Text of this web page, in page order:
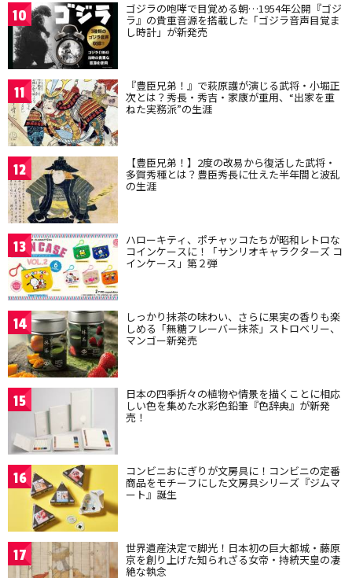
10 ゴジラの咆哮で目覚める朝…1954年公開『ゴジ
ラ』の貴重音源を搭載した「ゴジラ音声目覚ま
し時計」が新発売
11 『豊臣兄弟！』で萩原護が演じる武将・小堀正
次とは？秀長・秀吉・家康が重用、“出家を重
ねた実務派”の生涯
12 【豊臣兄弟！】2度の改易から復活した武将・
多賀秀種とは？豊臣秀長に仕えた半年間と波乱
の生涯
13 ハローキティ、ポチャッコたちが昭和レトロな
コインケースに！「サンリオキャラクターズ コ
インケース」第２弾
14 しっかり抹茶の味わい、さらに果実の香りも楽
しめる「無糖フレーバー抹茶」ストロベリー、
マンゴー新発売
15 日本の四季折々の植物や情景を描くことに相応
しい色を集めた水彩色鉛筆『色辞典』が新発
売！
16 コンビニおにぎりが文房具に！コンビニの定番
商品をモチーフにした文房具シリーズ『ジムマ
ート』誕生
17 世界遺産決定で脚光！日本初の巨大都城・藤原
京を創り上げた知られざる女帝・持統天皇の凄
絶な執念